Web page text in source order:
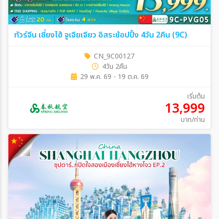
ทัวร์จีน เซี่ยงไฮ้ จูเจียเจียว อิสระช้อปปิ้ง 4วัน 2คืน (9C)
CN_9C00127
4วัน 2คืน
29 พ.ค. 69 - 19 ต.ค. 69
เริ่มต้น
13,999
บาท/ท่าน